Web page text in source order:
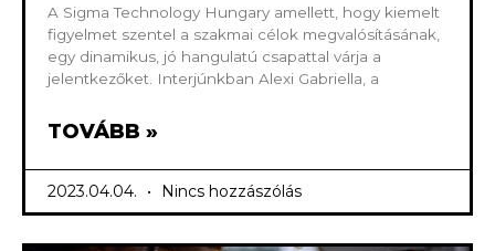
A Sigma Technology Hungary amellett, hogy kiemelt
figyelmet szentel a szakmai célok megvalósításának,
egy dinamikus, jó hangulatú csapattal várja a
jelentkezőket. Interjúnkban Alexi Gabriella, a
TOVÁBB »
2023.04.04. Nincs hozzászólás